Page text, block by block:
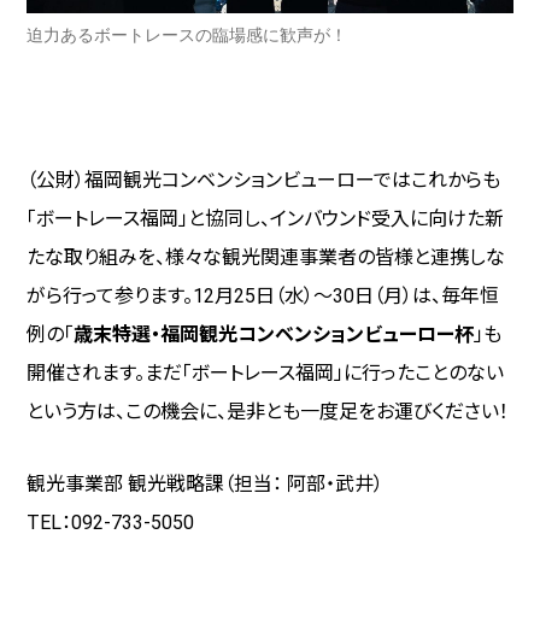
迫力あるボートレースの臨場感に歓声が！
（公財）福岡観光コンベンションビューローではこれからも
「ボートレース福岡」と協同し、インバウンド受入に向けた新
たな取り組みを、様々な観光関連事業者の皆様と連携しな
がら行って参ります。12月25日（水）～30日（月）は、毎年恒
例の「歳末特選・福岡観光コンベンションビューロー杯」も
開催されます。まだ「ボートレース福岡」に行ったことのない
という方は、この機会に、是非とも一度足をお運びください！
観光事業部 観光戦略課（担当： 阿部・武井）
TEL：092-733-5050